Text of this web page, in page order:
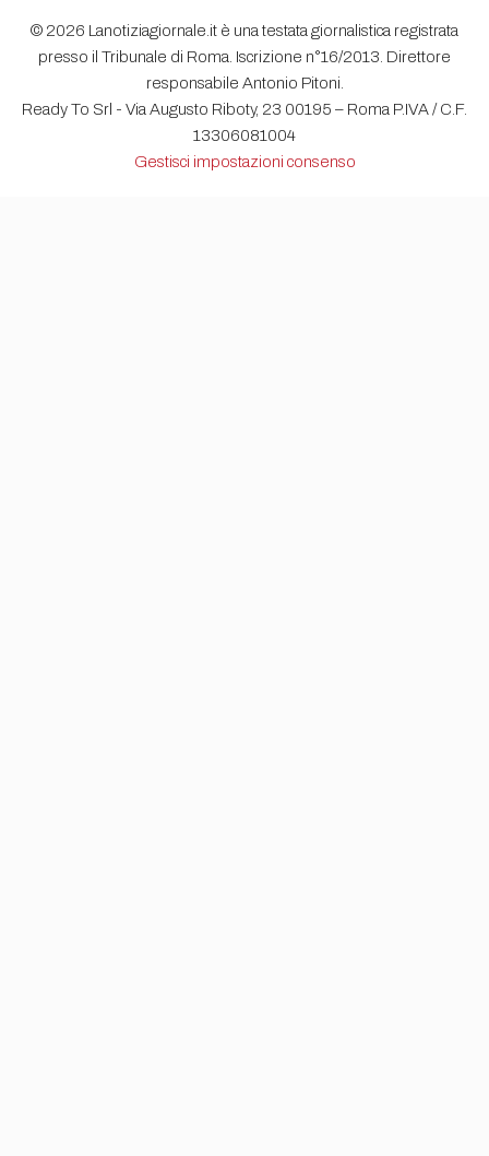
© 2026 Lanotiziagiornale.it è una testata giornalistica registrata
presso il Tribunale di Roma. Iscrizione n°16/2013. Direttore
responsabile Antonio Pitoni.
Ready To Srl - Via Augusto Riboty, 23 00195 – Roma P.IVA / C.F.
13306081004
Gestisci impostazioni consenso